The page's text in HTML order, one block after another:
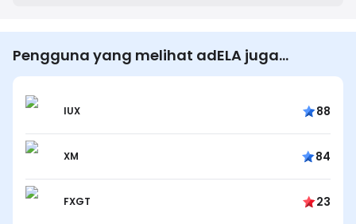
Pengguna yang melihat adELA juga
melihat…
IUX 88
XM 84
FXGT 23